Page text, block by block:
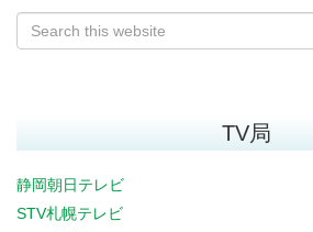
TV局
静岡朝日テレビ
STV札幌テレビ